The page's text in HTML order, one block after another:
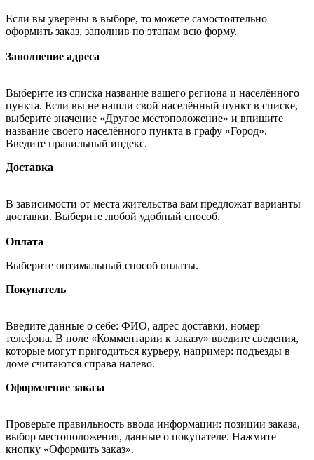
Если вы уверены в выборе, то можете самостоятельно
оформить заказ, заполнив по этапам всю форму.
Заполнение адреса
Выберите из списка название вашего региона и населённого
пункта. Если вы не нашли свой населённый пункт в списке,
выберите значение «Другое местоположение» и впишите
название своего населённого пункта в графу «Город».
Введите правильный индекс.
Доставка
В зависимости от места жительства вам предложат варианты
доставки. Выберите любой удобный способ.
Оплата
Выберите оптимальный способ оплаты.
Покупатель
Введите данные о себе: ФИО, адрес доставки, номер
телефона. В поле «Комментарии к заказу» введите сведения,
которые могут пригодиться курьеру, например: подъезды в
доме считаются справа налево.
Оформление заказа
Проверьте правильность ввода информации: позиции заказа,
выбор местоположения, данные о покупателе. Нажмите
кнопку «Оформить заказ».